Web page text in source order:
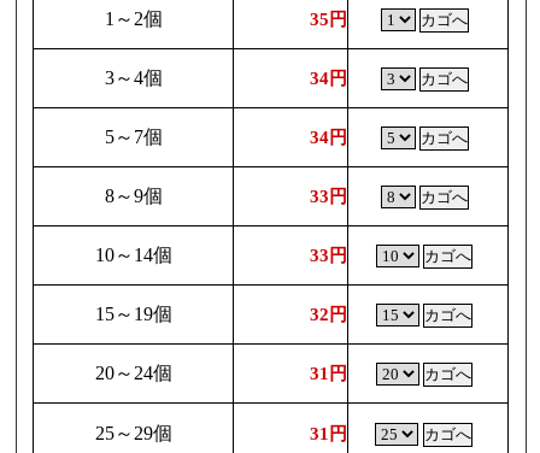
1～2個 35円
3～4個 34円
5～7個 34円
8～9個 33円
10～14個 33円
15～19個 32円
20～24個 31円
25～29個 31円